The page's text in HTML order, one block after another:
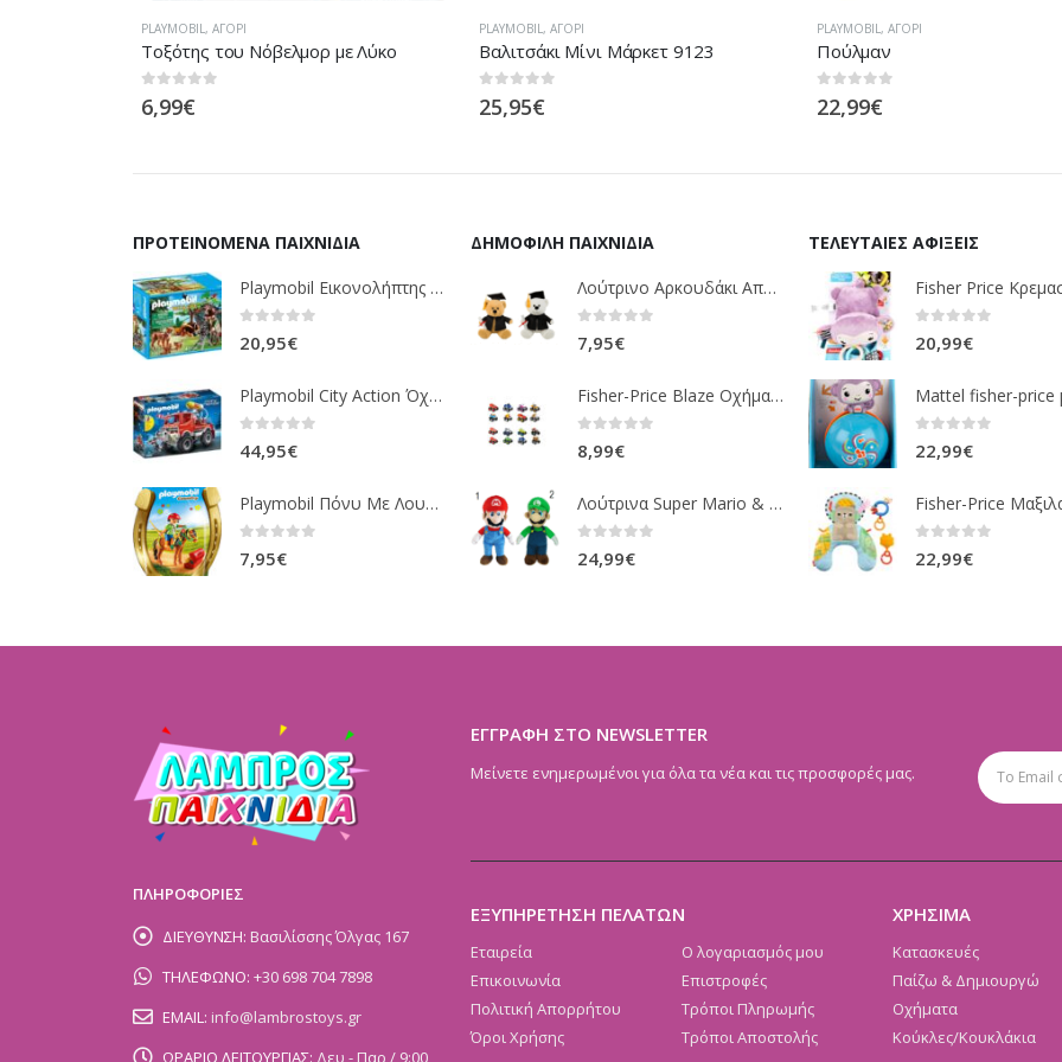
PLAYMOBIL, ΑΓΌΡΙ
Τοξότης του Νόβελμορ με Λύκο
out of 5
6,99€
PLAYMOBIL, ΑΓΌΡΙ
Βαλιτσάκι Μίνι Μάρκετ 9123
out of 5
25,95€
PLAYMOBIL, ΑΓΌΡΙ
Πούλμαν
out of 5
22,99€
ΠΡΟΤΕΙΝΌΜΕΝΑ ΠΑΙΧΝΊΔΙΑ
Playmobil Εικονολήπτης Και Οικογένεια Από Λύγκες 5561
20,95€
Playmobil City Action Όχημα Πυροσβεστικής Με Τροχαλία Ρυμούλκησης 9466
44,95€
Playmobil Πόνυ Με Λουλουδάκια Και Κοριτσάκι 6968
7,95€
ΔΗΜΟΦΙΛΉ ΠΑΙΧΝΊΔΙΑ
Λούτρινο Αρκουδάκι Αποφοίτηση Σε 1 ΧΡΩΜΑ (ΛΕΥΚΟ)25Εκ 1850
7,95€
Fisher-Price Blaze Οχήματα Die Cast 16 Σχέδια CGF20
8,99€
Λούτρινα Super Mario & Luigi 2 Σχέδια 30,5 Εκ. GOL13769
24,99€
ΤΕΛΕΥΤΑΊΕΣ ΑΦΊΞΕΙΣ
20,99€
22,99€
22,99€
ΠΛΗΡΟΦΟΡΙΕΣ
ΔΙΕΥΘΥΝΣΗ: Βασιλίσσης Όλγας 167
ΤΗΛΕΦΩΝΟ: +30 698 704 7898
EMAIL: info@lambrostoys.gr
ΩΡΑΡΙΟ ΛΕΙΤΟΥΡΓΙΑΣ: Δευ - Παρ / 9:00
ΕΓΓΡΑΦΗ ΣΤΟ NEWSLETTER
Μείνετε ενημερωμένοι για όλα τα νέα και τις προσφορές μας.
ΕΞΥΠΗΡΕΤΗΣΗ ΠΕΛΑΤΩΝ
Εταιρεία
Επικοινωνία
Πολιτική Απορρήτου
Όροι Χρήσης
Ο λογαριασμός μου
Επιστροφές
Τρόποι Πληρωμής
Τρόποι Αποστολής
ΧΡΗΣΙΜΑ
Κατασκευές
Παίζω & Δημιουργώ
Οχήματα
Κούκλες/Κουκλάκια